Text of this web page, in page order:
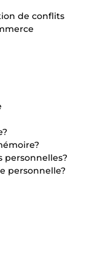
de conflits
personnelles?
personnelle?